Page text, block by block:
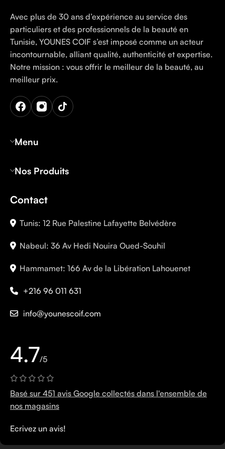
Avec plus de 30 ans d’expérience au service des
particuliers et des professionnels de la beauté en
Tunisie, YOUNES COIF s’est imposé comme un acteur
incontournable, alliant qualité, authenticité et expertise.
Notre mission : vous offrir le meilleur de la beauté, au
meilleur prix.
Menu
Nos Produits
Contact
Tunis: 12 Rue Palestine Lafayette Belvédère
Nabeul: 36 Av Hedi Nouira Oued-Souhil
Hammamet: 166 Av de la Libération Lahouenet
+216 96 011 631
info@younescoif.com
4.7/5
Basé sur 451 avis Google collectés dans l'ensemble de
nos magasins
Ecrivez un avis!